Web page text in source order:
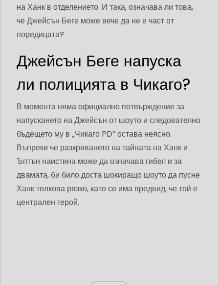
на Ханк в отделението. И така, означава ли това,
че Джейсън Беге може вече да не е част от
поредицата?
Джейсън Беге напуска
ли полицията в Чикаго?
В момента няма официално потвърждение за
напускането на Джейсън от шоуто и следователно
бъдещето му в „Чикаго PD“ остава неясно.
Въпреки че разкриването на тайната на Ханк и
Ъптън наистина може да означава гибел и за
двамата, би било доста шокиращо шоуто да пусне
Ханк толкова рязко, като се има предвид, че той е
централен герой.